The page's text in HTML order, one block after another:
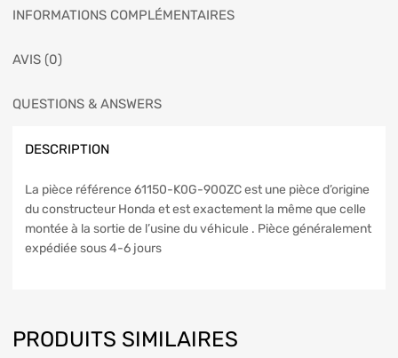
INFORMATIONS COMPLÉMENTAIRES
AVIS (0)
QUESTIONS & ANSWERS
DESCRIPTION
La pièce référence 61150-K0G-900ZC est une pièce d’origine
du constructeur Honda et est exactement la même que celle
montée à la sortie de l’usine du véhicule . Pièce généralement
expédiée sous 4-6 jours
PRODUITS SIMILAIRES